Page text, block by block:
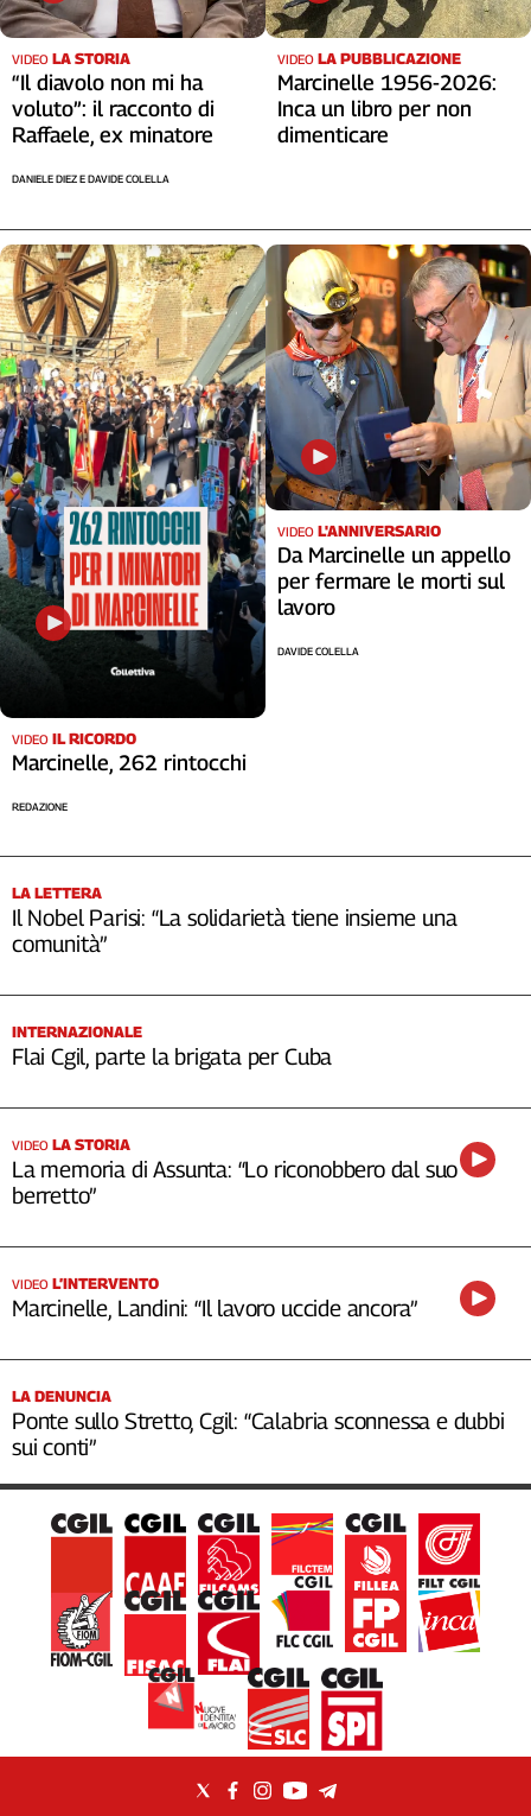
VIDEO LA STORIA
“Il diavolo non mi ha
voluto”: il racconto di
Raffaele, ex minatore
DANIELE DIEZ E DAVIDE COLELLA
VIDEO LA PUBBLICAZIONE
Marcinelle 1956-2026:
Inca un libro per non
dimenticare
VIDEO IL RICORDO
Marcinelle, 262 rintocchi
REDAZIONE
VIDEO L'ANNIVERSARIO
Da Marcinelle un appello
per fermare le morti sul
lavoro
DAVIDE COLELLA
LA LETTERA
Il Nobel Parisi: “La solidarietà tiene insieme una
comunità”
INTERNAZIONALE
Flai Cgil, parte la brigata per Cuba
VIDEO LA STORIA
La memoria di Assunta: “Lo riconobbero dal suo
berretto”
VIDEO L’INTERVENTO
Marcinelle, Landini: “Il lavoro uccide ancora”
LA DENUNCIA
Ponte sullo Stretto, Cgil: “Calabria sconnessa e dubbi
sui conti”